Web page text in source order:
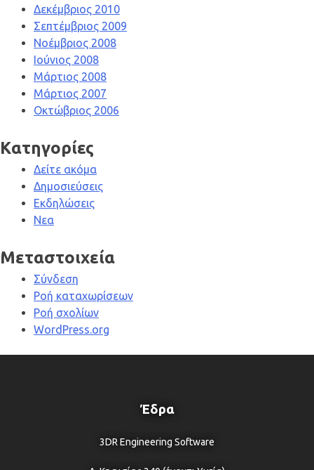
Δεκέμβριος 2010
Σεπτέμβριος 2009
Νοέμβριος 2008
Ιούνιος 2008
Μάρτιος 2008
Μάρτιος 2007
Οκτώβριος 2006
Kατηγορίες
Δείτε ακόμα
Δημοσιεύσεις
Εκδηλώσεις
Νεα
Μεταστοιχεία
Σύνδεση
Ροή καταχωρίσεων
Ροή σχολίων
WordPress.org
Έδρα
3DR Engineering Software